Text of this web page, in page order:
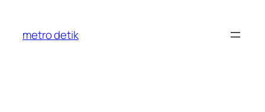
content
metro detik